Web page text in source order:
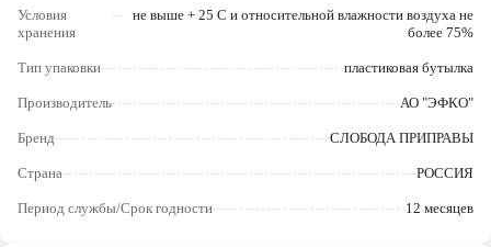
Условия
хранения
не выше + 25 С и относительной влажности воздуха не
более 75%
Тип упаковки пластиковая бутылка
Производитель АО "ЭФКО"
Бренд СЛОБОДА ПРИПРАВЫ
Страна РОССИЯ
Период службы/Срок годности 12 месяцев